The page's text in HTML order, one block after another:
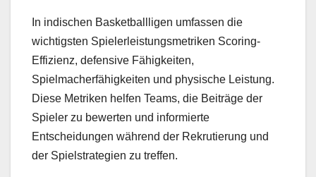
In indischen Basketballligen umfassen die
wichtigsten Spielerleistungsmetriken Scoring-
Effizienz, defensive Fähigkeiten,
Spielmacherfähigkeiten und physische Leistung.
Diese Metriken helfen Teams, die Beiträge der
Spieler zu bewerten und informierte
Entscheidungen während der Rekrutierung und
der Spielstrategien zu treffen.